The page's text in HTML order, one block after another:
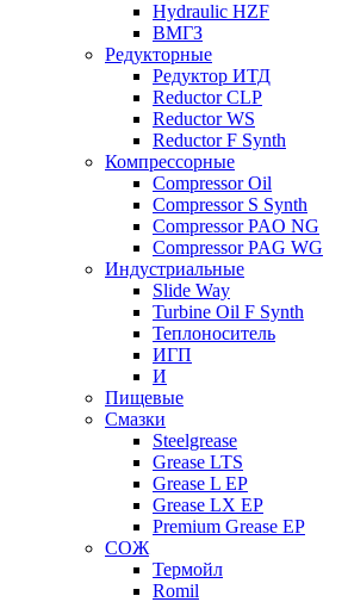
Hydraulic HZF
ВМГЗ
Редукторные
Редуктор ИТД
Reductor CLP
Reductor WS
Reductor F Synth
Компрессорные
Compressor Oil
Compressor S Synth
Compressor PAO NG
Compressor PAG WG
Индустриальные
Slide Way
Turbine Oil F Synth
Теплоноситель
ИГП
И
Пищевые
Смазки
Steelgrease
Grease LTS
Grease L EP
Grease LX EP
Premium Grease EP
СОЖ
Термойл
Romil